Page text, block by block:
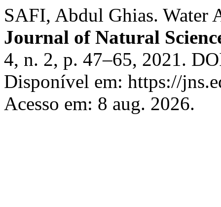
SAFI, Abdul Ghias. Water
Journal of Natural
4, n. 2, p. 47–65, 2021.
Disponível em: https://
Acesso em: 8 aug. 2026.